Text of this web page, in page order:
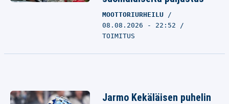
MOOTTORIURHEILU
08.08.2026 - 22:52
TOIMITUS
Jarmo Kekäläisen puhelin